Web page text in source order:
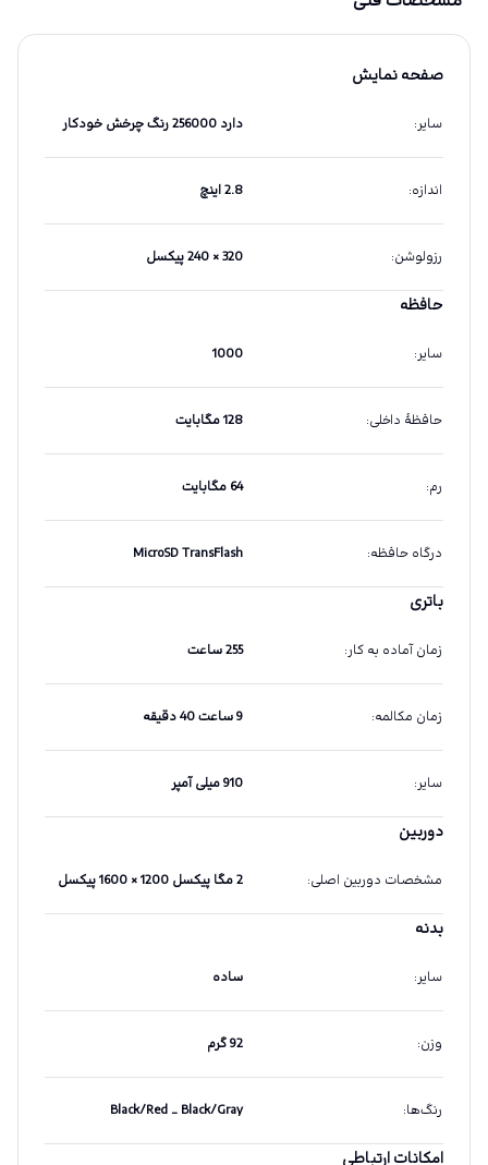
صفحه نمایش
سایر: دارد 256000 رنگ چرخش خودکار
اندازه: 2.8 اینچ
رزولوشن: 320 × 240 پیکسل
حافظه
سایر:
1000
حافظهٔ داخلی: 128 مگابایت
رم: 64 مگابایت
درگاه حافظه:
MicroSD TransFlash
باتری
زمان آماده به کار: 255 ساعت
زمان مکالمه: 9 ساعت 40 دقیقه
سایر: 910 میلی آمپر
دوربین
مشخصات دوربین اصلی: 2 مگا پیکسل 1200 × 1600 پیکسل
بدنه
سایر: ساده
وزن: 92 گرم
رنگ‌ها:
Black/Red _ Black/Gray
امکانات ارتباطی